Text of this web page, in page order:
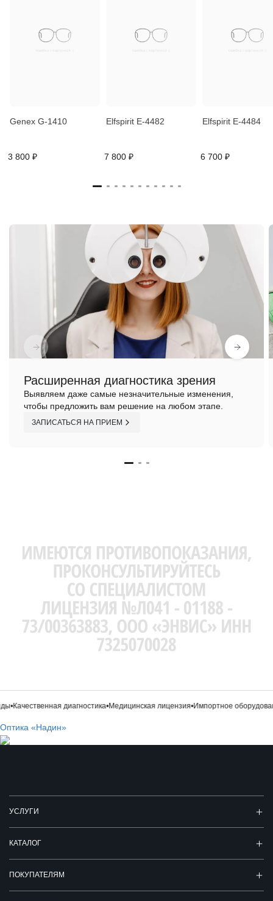
Genex G-1410
3 800 ₽
Elfspirit E-4482
7 800 ₽
Elfspirit E-4484
6 700 ₽
Расширенная диагностика зрения
Выявляем даже самые незначительные изменения,
чтобы предложить вам решение на любом этапе.
ЗАПИСАТЬСЯ НА ПРИЕМ
•Качественная диагностика•Медицинская лицензия•Импортное
Оптика «Надин»
УСЛУГИ
КАТАЛОГ
ПОКУПАТЕЛЯМ